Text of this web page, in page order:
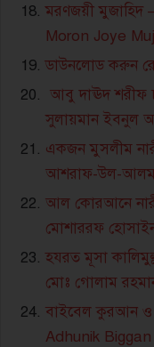
মরণজয়ী মুজাহিদ
Moron Joye
ডাউনলোড করুন
আবু দাঊদ শরীফ
সুলায়মান ইবনুল
একজন মুসলীম
আশরাফ-উল-
আল কোরআনে
মোশাররফ
হযরত মূসা
মোঃ গোলাম
বাইবেল কুরআন ও
Adhunik Biggan